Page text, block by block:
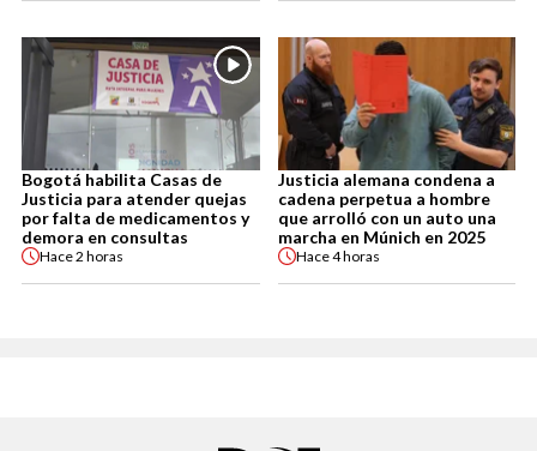
Bogotá habilita Casas de
Justicia para atender quejas
por falta de medicamentos y
demora en consultas
Hace2 horas
Justicia alemana condena a
cadena perpetua a hombre
que arrolló con un auto una
marcha en Múnich en 2025
Hace4 horas